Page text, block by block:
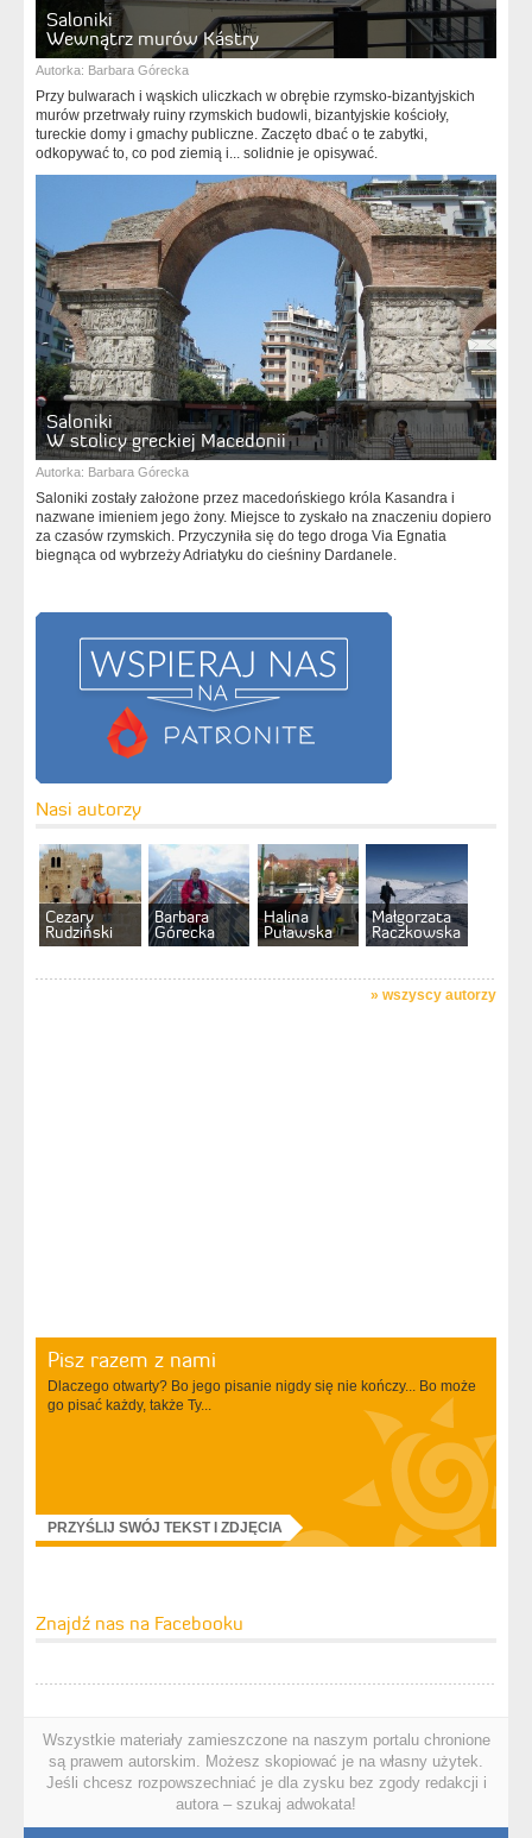
Saloniki
Wewnątrz murów Kástry
Autorka: Barbara Górecka
Przy bulwarach i wąskich uliczkach w obrębie rzymsko-bizantyjskich
murów przetrwały ruiny rzymskich budowli, bizantyjskie kościoły,
tureckie domy i gmachy publiczne. Zaczęto dbać o te zabytki,
odkopywać to, co pod ziemią i... solidnie je opisywać.
Saloniki
W stolicy greckiej Macedonii
Autorka: Barbara Górecka
Saloniki zostały założone przez macedońskiego króla Kasandra i
nazwane imieniem jego żony. Miejsce to zyskało na znaczeniu dopiero
za czasów rzymskich. Przyczyniła się do tego droga Via Egnatia
biegnąca od wybrzeży Adriatyku do cieśniny Dardanele.
Nasi autorzy
Cezary
Rudziński
Barbara
Górecka
Halina
Puławska
Małgorzata
Raczkowska
» wszyscy autorzy
Pisz razem z nami
Dlaczego otwarty? Bo jego pisanie nigdy się nie kończy... Bo może
go pisać każdy, także Ty...
PRZYŚLIJ SWÓJ TEKST I ZDJĘCIA
Znajdź nas na Facebooku
Wszystkie materiały zamieszczone na naszym portalu chronione
są prawem autorskim. Możesz skopiować je na własny użytek.
Jeśli chcesz rozpowszechniać je dla zysku bez zgody redakcji i
autora – szukaj adwokata!